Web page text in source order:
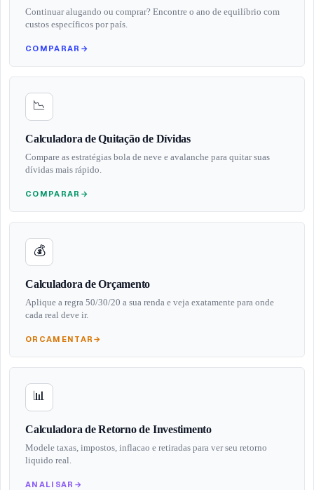
Continuar alugando ou comprar? Encontre o ano de equilíbrio com
custos específicos por país.
COMPARAR →
📉
Calculadora de Quitação de Dívidas
Compare as estratégias bola de neve e avalanche para quitar suas
dívidas mais rápido.
COMPARAR →
💰
Calculadora de Orçamento
Aplique a regra 50/30/20 a sua renda e veja exatamente para onde
cada real deve ir.
ORCAMENTAR →
📊
Calculadora de Retorno de Investimento
Modele taxas, impostos, inflacao e retiradas para ver seu retorno
liquido real.
ANALISAR →